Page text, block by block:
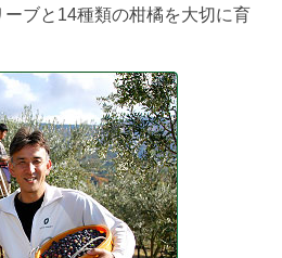
ブと14種類の柑橘を大切に育